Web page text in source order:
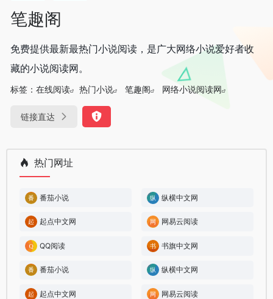
笔趣阁
免费提供最新最热门小说阅读，是广大网络小说爱好者收
藏的小说阅读网。
标签： 在线阅读 热门小说 笔趣阁 网络小说阅读网
链接直达
热门网址
番茄小说 纵横中文网
起点中文网 网易云阅读
QQ阅读 书旗中文网
番茄小说 纵横中文网
起点中文网 网易云阅读